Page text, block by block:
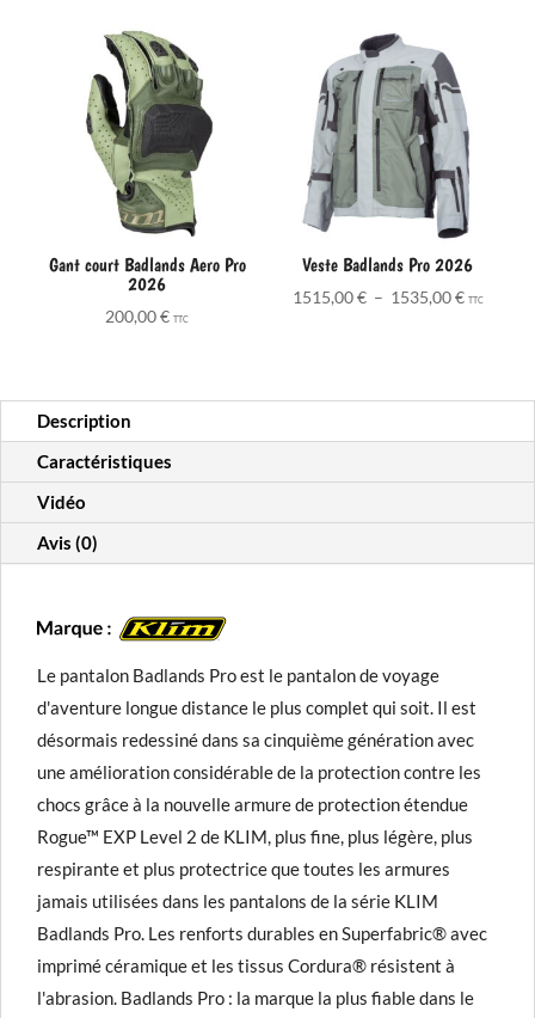
Gant court Badlands Aero Pro
2026
200,00€ TTC
Veste Badlands Pro 2026
1515,00€ – 1535,00€Plage
à
TTC
Description
Caractéristiques
Vidéo
Avis (0)
Le pantalon Badlands Pro est le pantalon de voyage
d'aventure longue distance le plus complet qui soit. Il est
désormais redessiné dans sa cinquième génération avec
une amélioration considérable de la protection contre les
chocs grâce à la nouvelle armure de protection étendue
Rogue™ EXP Level 2 de KLIM, plus fine, plus légère, plus
respirante et plus protectrice que toutes les armures
jamais utilisées dans les pantalons de la série KLIM
Badlands Pro. Les renforts durables en Superfabric® avec
imprimé céramique et les tissus Cordura® résistent à
l'abrasion. Badlands Pro : la marque la plus fiable dans le